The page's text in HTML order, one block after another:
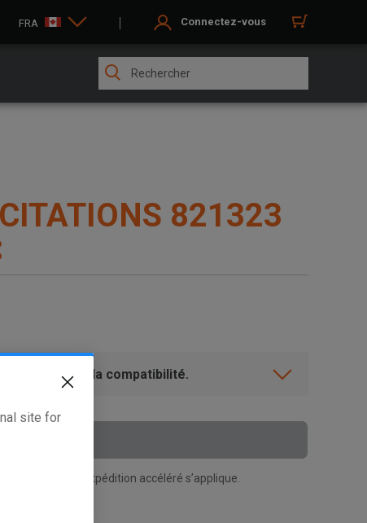
site for
FRA Connectez-vous
821323
Vérifiez la compatibilité.
supplément d’expédition accéléré s’applique.